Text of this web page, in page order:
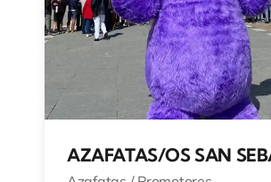
AZAFATAS/OS SAN